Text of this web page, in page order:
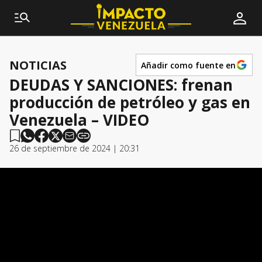
NOTICIAS Añadir como fuente en
DEUDAS Y SANCIONES: frenan
producción de petróleo y gas en
Venezuela – VIDEO
26 de septiembre de 2024 | 20:31